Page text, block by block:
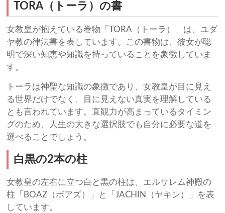
TORA（トーラ）の書
女教皇が抱えている巻物「TORA（トーラ）」は、ユダ
ヤ教の律法書を表しています。この書物は、彼女が聡
明で深い知恵や知識を持っていることを象徴していま
す。
トーラは神聖な知識の象徴であり、女教皇が目に見え
る世界だけでなく、目に見えない真実を理解している
とも言われています。直観力が高まっているタイミン
グのため、人生の大きな選択肢でも自分に必要な道を
選べることでしょう。
白黒の2本の柱
女教皇の左右に立つ白と黒の柱は、エルサレム神殿の
柱「BOAZ（ボアズ）」と「JACHIN（ヤキン）」を表
しています。